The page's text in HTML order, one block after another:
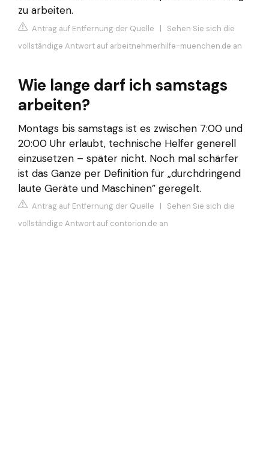
zu arbeiten.
Antrag auf Entfernung der Quelle | Sehen Sie sich die
vollständige Antwort auf arbeitnehmerhilfe-muenchen.de an
Wie lange darf ich samstags
arbeiten?
Montags bis samstags ist es zwischen 7:00 und
20:00 Uhr erlaubt, technische Helfer generell
einzusetzen – später nicht. Noch mal schärfer
ist das Ganze per Definition für „durchdringend
laute Geräte und Maschinen” geregelt.
Antrag auf Entfernung der Quelle | Sehen Sie sich die
vollständige Antwort auf contorion.de an